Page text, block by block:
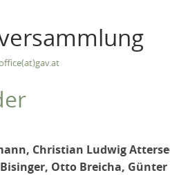
Christian Ludwig
Otto Breicha,